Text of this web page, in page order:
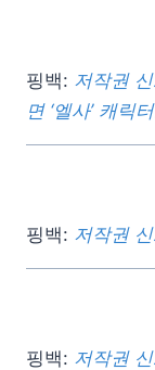
핑백: 저작권
면 ‘엘사’ 캐
핑백: 저작권
핑백: 저작권